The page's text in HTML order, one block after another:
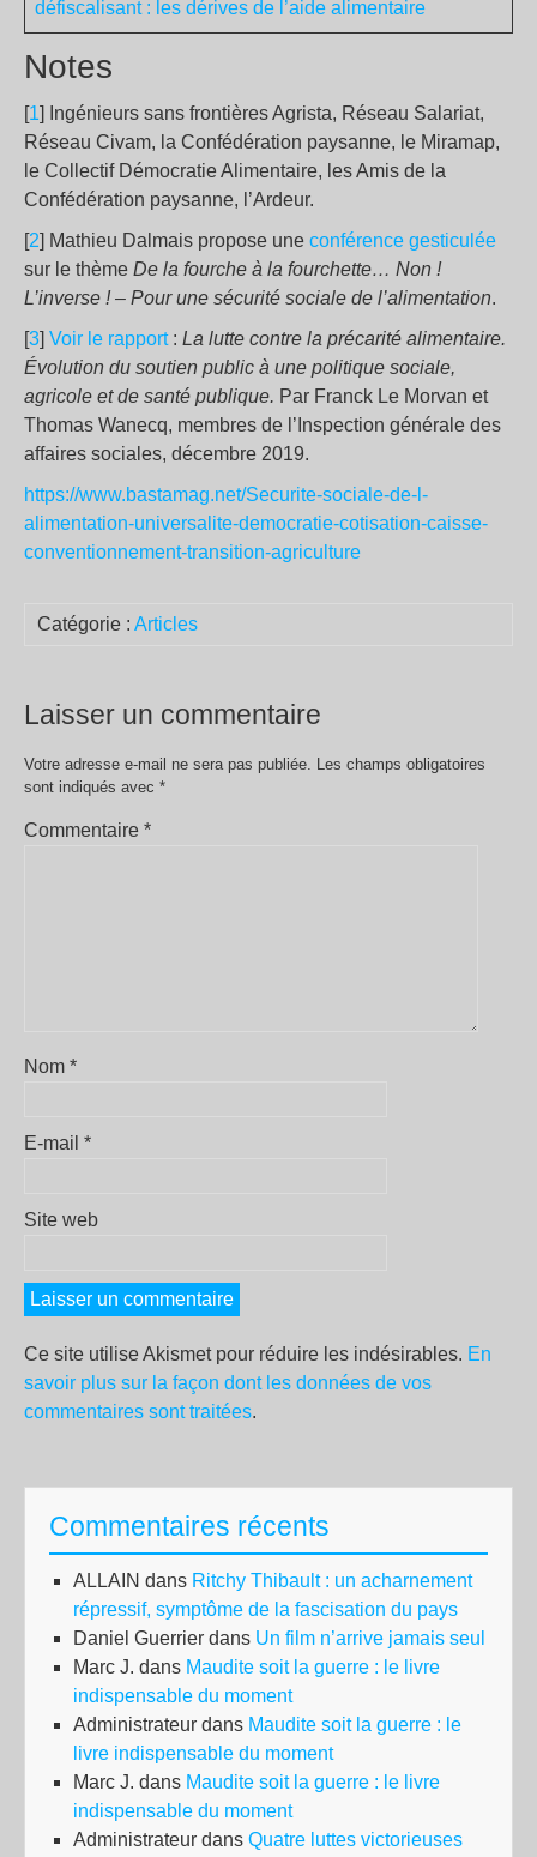
défiscalisant : les dérives de l’aide alimentaire
Notes
[1] Ingénieurs sans frontières Agrista, Réseau Salariat,
Réseau Civam, la Confédération paysanne, le Miramap,
le Collectif Démocratie Alimentaire, les Amis de la
Confédération paysanne, l’Ardeur.
[2] Mathieu Dalmais propose une conférence gesticulée
sur le thème De la fourche à la fourchette… Non !
L’inverse ! – Pour une sécurité sociale de l’alimentation.
[3] Voir le rapport: La lutte contre la précarité alimentaire.
Évolution du soutien public à une politique sociale,
agricole et de santé publique. Par Franck Le Morvan et
Thomas Wanecq, membres de l’Inspection générale des
affaires sociales, décembre 2019.
https://www.bastamag.net/Securite-sociale-de-l-
alimentation-universalite-democratie-cotisation-caisse-
conventionnement-transition-agriculture
Catégorie : Articles
Laisser un commentaire
Votre adresse e-mail ne sera pas publiée. Les champs obligatoires
sont indiqués avec *
Commentaire *
Nom *
E-mail *
Site web
Ce site utilise Akismet pour réduire les indésirables. En
savoir plus sur la façon dont les données de vos
commentaires sont traitées.
Commentaires récents
ALLAIN dans Ritchy Thibault : un acharnement
répressif, symptôme de la fascisation du pays
Daniel Guerrier dans Un film n’arrive jamais seul
Marc J. dans Maudite soit la guerre : le livre
indispensable du moment
Administrateur dans Maudite soit la guerre : le
livre indispensable du moment
Marc J. dans Maudite soit la guerre : le livre
indispensable du moment
Administrateur dans Quatre luttes victorieuses